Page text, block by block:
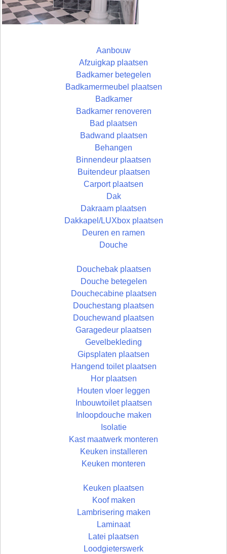
Aanbouw
Afzuigkap plaatsen
Badkamer betegelen
Badkamermeubel plaatsen
Badkamer
Badkamer renoveren
Bad plaatsen
Badwand plaatsen
Behangen
Binnendeur plaatsen
Buitendeur plaatsen
Carport plaatsen
Dak
Dakraam plaatsen
Dakkapel/LUXbox plaatsen
Deuren en ramen
Douche
Douchebak plaatsen
Douche betegelen
Douchecabine plaatsen
Douchestang plaatsen
Douchewand plaatsen
Garagedeur plaatsen
Gevelbekleding
Gipsplaten plaatsen
Hangend toilet plaatsen
Hor plaatsen
Houten vloer leggen
Inbouwtoilet plaatsen
Inloopdouche maken
Isolatie
Kast maatwerk monteren
Keuken installeren
Keuken monteren
Keuken plaatsen
Koof maken
Lambrisering maken
Laminaat
Latei plaatsen
Loodgieterswerk